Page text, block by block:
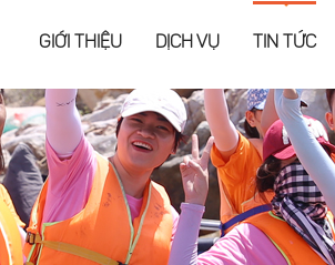
GIỚI THIỆU DỊCH VỤ TIN TỨC